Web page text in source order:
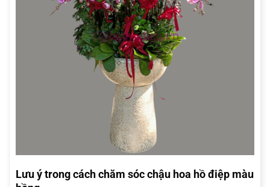
Lưu ý trong cách chăm sóc chậu hoa hồ điệp màu